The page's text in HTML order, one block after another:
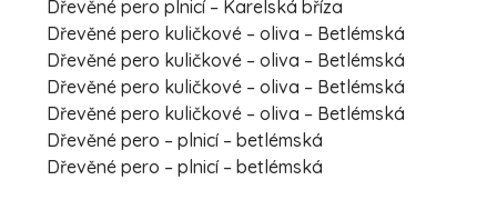
Dřevěné pero plnicí – Karelská bříza
Dřevěné pero kuličkové – oliva – Betlémská
Dřevěné pero kuličkové – oliva – Betlémská
Dřevěné pero kuličkové – oliva – Betlémská
Dřevěné pero kuličkové – oliva – Betlémská
Dřevěné pero – plnicí – betlémská
Dřevěné pero – plnicí – betlémská